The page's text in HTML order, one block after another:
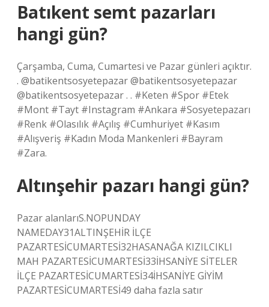
Batıkent semt pazarları
hangi gün?
Çarşamba, Cuma, Cumartesi ve Pazar günleri açıktır.
. @batikentsosyetepazar @batikentsosyetepazar
@batikentsosyetepazar . . #Keten #Spor #Etek
#Mont #Tayt #Instagram #Ankara #Sosyetepazarı
#Renk #Olasılık #Açılış #Cumhuriyet #Kasım
#Alışveriş #Kadın Moda Mankenleri #Bayram
#Zara.
Altınşehir pazarı hangi gün?
Pazar alanlarıS.NOPUNDAY
NAMEDAY31ALTINŞEHİR İLÇE
PAZARTESİCUMARTESİ32HASANAĞA KIZILCIKLI
MAH PAZARTESİCUMARTESİ33İHSANİYE SİTELER
İLÇE PAZARTESİCUMARTESİ34İHSANİYE GİYİM
PAZARTESİCUMARTESİ49 daha fazla satır